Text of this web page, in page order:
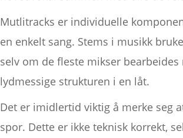
Mutlitracks er individuelle
en enkelt sang. Stems i musikk
selv om de fleste mikser
lydmessige strukturen i en låt.
Det er imidlertid viktig å merke seg
spor. Dette er ikke teknisk korrekt,